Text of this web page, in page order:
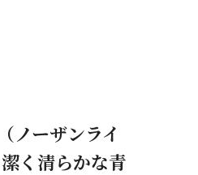
ーザンライ
く清らかな青